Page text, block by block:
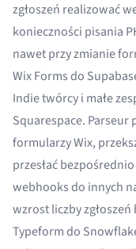
zgłoszeń realizować
konieczności pisania
nawet przy zmianie
Wix Forms do
Indie twórcy i małe
Squarespace. Parseur
formularzy Wix,
przesłać
webhooks do innych
wzrost liczby
Typeform do